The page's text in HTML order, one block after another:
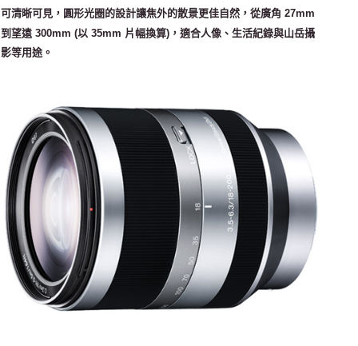
可清晰可見，圓形光圈的設計讓焦外的散景更佳自然，從廣角 27mm
到望遠 300mm (以 35mm 片幅換算)，適合人像、生活紀錄與山岳攝
影等用途。